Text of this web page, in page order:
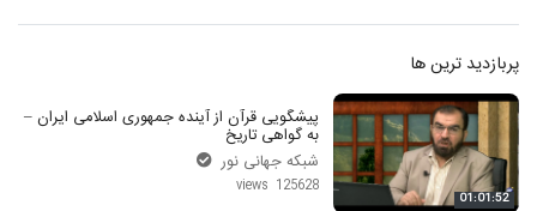
پربازدید ترین ها
01:01:52
پیشگویی قرآن از آینده جمهوری اسلامی ایران –
به گواهی تاریخ
شبکه جهانی نور
125628 views